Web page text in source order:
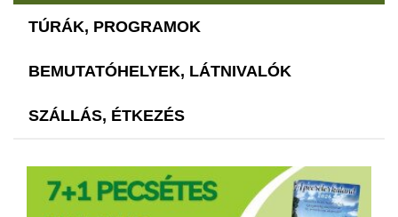
TÚRÁK, PROGRAMOK
BEMUTATÓHELYEK, LÁTNIVALÓK
SZÁLLÁS, ÉTKEZÉS